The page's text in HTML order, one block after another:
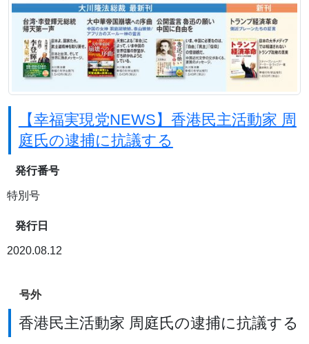
【幸福実現党NEWS】香港民主活動家 周
庭氏の逮捕に抗議する
発行番号
特別号
発行日
2020.08.12
号外
香港民主活動家 周庭氏の逮捕に抗議する